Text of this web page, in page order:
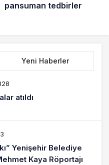
pansuman tedbirler
Yeni Haberler
atıldı
Yenişehir Belediye
Adayı Mehmet Kaya Röportajı